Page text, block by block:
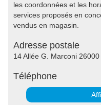
les coordonnées et les
services proposés en
vendus en magasin.
Adresse postale
14 Allée G. Marconi 26000
Téléphone